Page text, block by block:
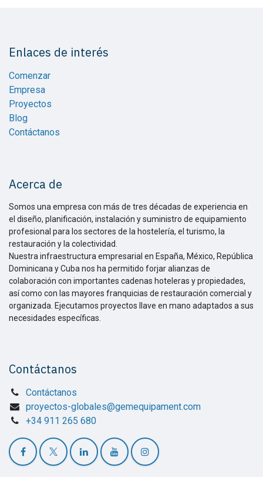
Enlaces de interés
Comenzar
Empresa
Proyectos
Blog
Contáctanos
Acerca de
Somos una empresa con más de tres décadas de experiencia en
el diseño, planificación, instalación y suministro de equipamiento
profesional para los sectores de la hostelería, el turismo, la
restauración y la colectividad.
Nuestra infraestructura empresarial en España, México, República
Dominicana y Cuba nos ha permitido forjar alianzas de
colaboración con importantes cadenas hoteleras y propiedades,
así como con las mayores franquicias de restauración comercial y
organizada. Ejecutamos proyectos llave en mano adaptados a sus
necesidades específicas.
Contáctanos
Contáctanos
proyectos-globales@gemequipament.com
+34 911 265 680